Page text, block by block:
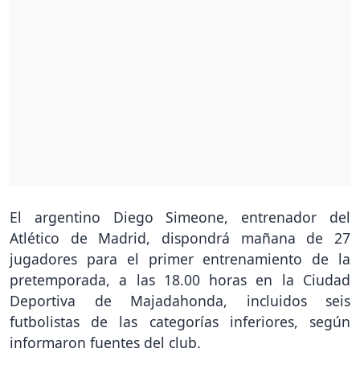
El argentino Diego Simeone, entrenador del
Atlético de Madrid, dispondrá mañana de 27
jugadores para el primer entrenamiento de la
pretemporada, a las 18.00 horas en la Ciudad
Deportiva de Majadahonda, incluidos seis
futbolistas de las categorías inferiores, según
informaron fuentes del club.